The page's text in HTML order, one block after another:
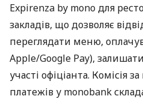
Expirenza by mono для
закладів, що дозволяє
переглядати меню,
Apple/Google Pay),
участі офіціанта. Комісія
платежів у monobank